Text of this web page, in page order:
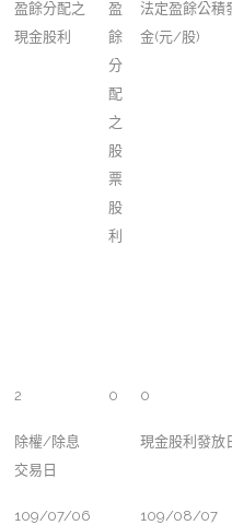
盈餘分配之
現金股利
盈
餘
分
配
之
股
票
股
利
法定盈餘公積
金(元/股)
2 0 0
除權/除息
交易日
現金股利發放
109/07/06 109/08/07